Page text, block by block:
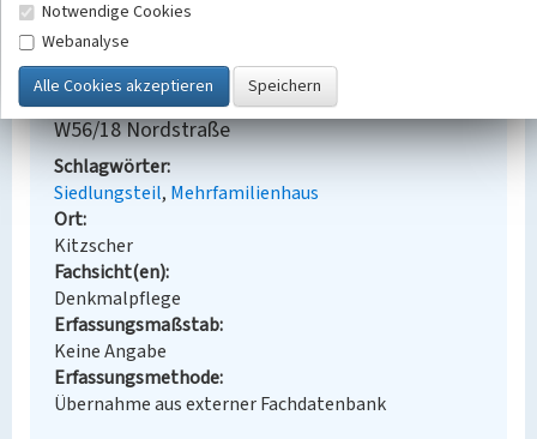
BKM-Nummer:
Mehrfamilienhausbebauung Typ W56/2, W56/4,
W56/18 Nordstraße
Schlagwörter
Siedlungsteil Mehrfamilienhaus
Ort
Kitzscher
Fachsicht(en)
Denkmalpflege
Erfassungsmaßstab
Keine Angabe
Erfassungsmethode
Übernahme aus externer Fachdatenbank
Notwendige Cookies
Webanalyse